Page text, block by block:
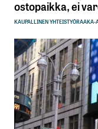
ostopaikka, ei
KAUPALLINEN YHTEISTYÖRAAKA-